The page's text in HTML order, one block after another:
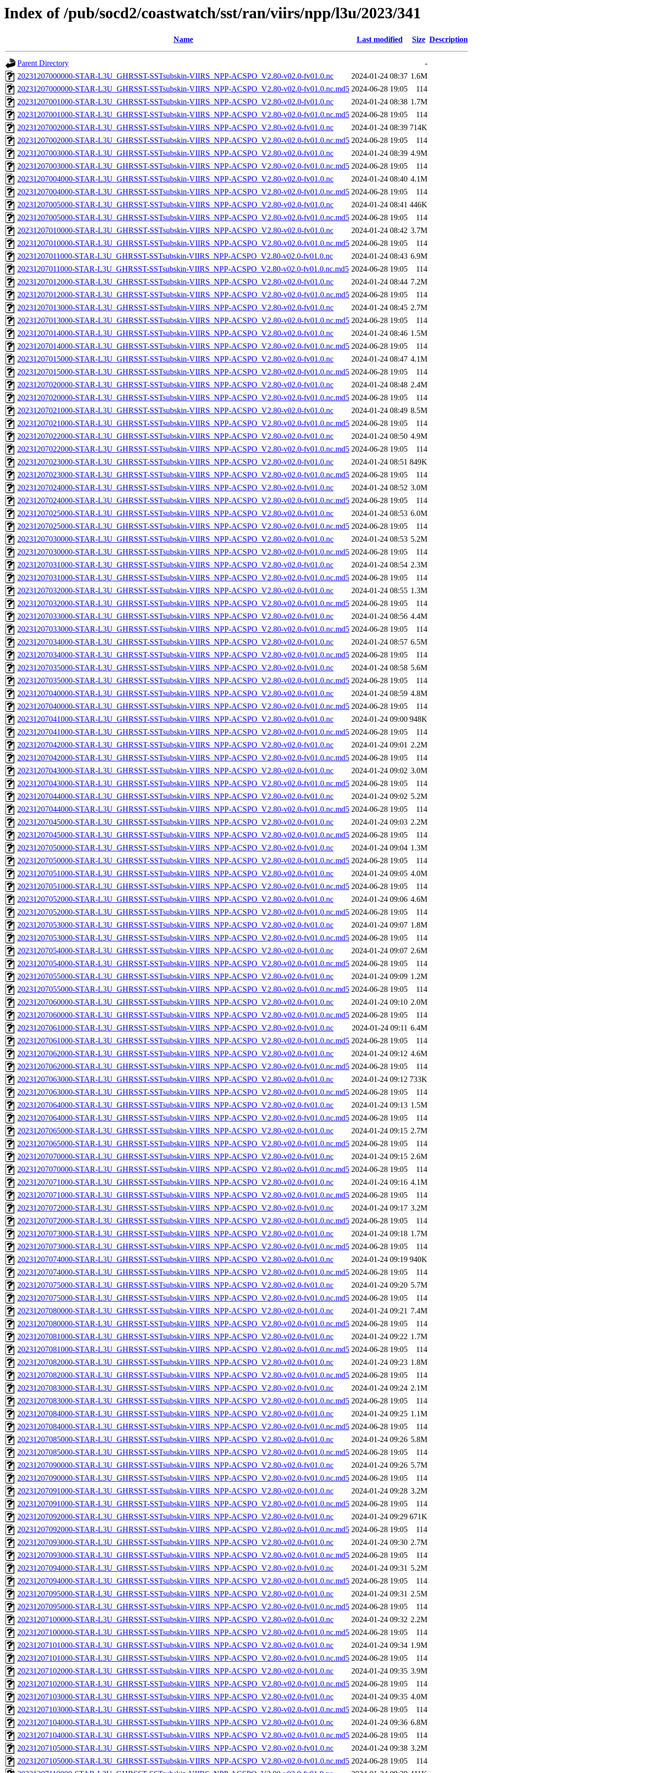
Index of /pub/socd2/coastwatch/sst/ran/viirs/npp/l3u/2023/341
Name Last modified Size Description
Parent Directory
-
20231207000000-STAR-L3U_GHRSST-SSTsubskin-VIIRS_NPP-ACSPO_V2.80-v02.0-fv01.0.nc
2024-01-24 08:37 1.6M
20231207000000-STAR-L3U_GHRSST-SSTsubskin-VIIRS_NPP-ACSPO_V2.80-v02.0-fv01.0.nc.md5 2024-06-28 19:05
114
20231207001000-STAR-L3U_GHRSST-SSTsubskin-VIIRS_NPP-ACSPO_V2.80-v02.0-fv01.0.nc
2024-01-24 08:38 1.7M
20231207001000-STAR-L3U_GHRSST-SSTsubskin-VIIRS_NPP-ACSPO_V2.80-v02.0-fv01.0.nc.md5 2024-06-28 19:05
114
20231207002000-STAR-L3U_GHRSST-SSTsubskin-VIIRS_NPP-ACSPO_V2.80-v02.0-fv01.0.nc
2024-01-24 08:39 714K
20231207002000-STAR-L3U_GHRSST-SSTsubskin-VIIRS_NPP-ACSPO_V2.80-v02.0-fv01.0.nc.md5 2024-06-28 19:05
114
20231207003000-STAR-L3U_GHRSST-SSTsubskin-VIIRS_NPP-ACSPO_V2.80-v02.0-fv01.0.nc
2024-01-24 08:39 4.9M
20231207003000-STAR-L3U_GHRSST-SSTsubskin-VIIRS_NPP-ACSPO_V2.80-v02.0-fv01.0.nc.md5 2024-06-28 19:05
114
20231207004000-STAR-L3U_GHRSST-SSTsubskin-VIIRS_NPP-ACSPO_V2.80-v02.0-fv01.0.nc
2024-01-24 08:40 4.1M
20231207004000-STAR-L3U_GHRSST-SSTsubskin-VIIRS_NPP-ACSPO_V2.80-v02.0-fv01.0.nc.md5 2024-06-28 19:05
114
20231207005000-STAR-L3U_GHRSST-SSTsubskin-VIIRS_NPP-ACSPO_V2.80-v02.0-fv01.0.nc
2024-01-24 08:41 446K
20231207005000-STAR-L3U_GHRSST-SSTsubskin-VIIRS_NPP-ACSPO_V2.80-v02.0-fv01.0.nc.md5 2024-06-28 19:05
114
20231207010000-STAR-L3U_GHRSST-SSTsubskin-VIIRS_NPP-ACSPO_V2.80-v02.0-fv01.0.nc
2024-01-24 08:42 3.7M
20231207010000-STAR-L3U_GHRSST-SSTsubskin-VIIRS_NPP-ACSPO_V2.80-v02.0-fv01.0.nc.md5 2024-06-28 19:05
114
20231207011000-STAR-L3U_GHRSST-SSTsubskin-VIIRS_NPP-ACSPO_V2.80-v02.0-fv01.0.nc
2024-01-24 08:43 6.9M
20231207011000-STAR-L3U_GHRSST-SSTsubskin-VIIRS_NPP-ACSPO_V2.80-v02.0-fv01.0.nc.md5 2024-06-28 19:05
114
20231207012000-STAR-L3U_GHRSST-SSTsubskin-VIIRS_NPP-ACSPO_V2.80-v02.0-fv01.0.nc
2024-01-24 08:44 7.2M
20231207012000-STAR-L3U_GHRSST-SSTsubskin-VIIRS_NPP-ACSPO_V2.80-v02.0-fv01.0.nc.md5 2024-06-28 19:05
114
20231207013000-STAR-L3U_GHRSST-SSTsubskin-VIIRS_NPP-ACSPO_V2.80-v02.0-fv01.0.nc
2024-01-24 08:45 2.7M
20231207013000-STAR-L3U_GHRSST-SSTsubskin-VIIRS_NPP-ACSPO_V2.80-v02.0-fv01.0.nc.md5 2024-06-28 19:05
114
20231207014000-STAR-L3U_GHRSST-SSTsubskin-VIIRS_NPP-ACSPO_V2.80-v02.0-fv01.0.nc
2024-01-24 08:46 1.5M
20231207014000-STAR-L3U_GHRSST-SSTsubskin-VIIRS_NPP-ACSPO_V2.80-v02.0-fv01.0.nc.md5 2024-06-28 19:05
114
20231207015000-STAR-L3U_GHRSST-SSTsubskin-VIIRS_NPP-ACSPO_V2.80-v02.0-fv01.0.nc
2024-01-24 08:47 4.1M
20231207015000-STAR-L3U_GHRSST-SSTsubskin-VIIRS_NPP-ACSPO_V2.80-v02.0-fv01.0.nc.md5 2024-06-28 19:05
114
20231207020000-STAR-L3U_GHRSST-SSTsubskin-VIIRS_NPP-ACSPO_V2.80-v02.0-fv01.0.nc
2024-01-24 08:48 2.4M
20231207020000-STAR-L3U_GHRSST-SSTsubskin-VIIRS_NPP-ACSPO_V2.80-v02.0-fv01.0.nc.md5 2024-06-28 19:05
114
20231207021000-STAR-L3U_GHRSST-SSTsubskin-VIIRS_NPP-ACSPO_V2.80-v02.0-fv01.0.nc
2024-01-24 08:49 8.5M
20231207021000-STAR-L3U_GHRSST-SSTsubskin-VIIRS_NPP-ACSPO_V2.80-v02.0-fv01.0.nc.md5 2024-06-28 19:05
114
20231207022000-STAR-L3U_GHRSST-SSTsubskin-VIIRS_NPP-ACSPO_V2.80-v02.0-fv01.0.nc
2024-01-24 08:50 4.9M
20231207022000-STAR-L3U_GHRSST-SSTsubskin-VIIRS_NPP-ACSPO_V2.80-v02.0-fv01.0.nc.md5 2024-06-28 19:05
114
20231207023000-STAR-L3U_GHRSST-SSTsubskin-VIIRS_NPP-ACSPO_V2.80-v02.0-fv01.0.nc
2024-01-24 08:51 849K
20231207023000-STAR-L3U_GHRSST-SSTsubskin-VIIRS_NPP-ACSPO_V2.80-v02.0-fv01.0.nc.md5 2024-06-28 19:05
114
20231207024000-STAR-L3U_GHRSST-SSTsubskin-VIIRS_NPP-ACSPO_V2.80-v02.0-fv01.0.nc
2024-01-24 08:52 3.0M
20231207024000-STAR-L3U_GHRSST-SSTsubskin-VIIRS_NPP-ACSPO_V2.80-v02.0-fv01.0.nc.md5 2024-06-28 19:05
114
20231207025000-STAR-L3U_GHRSST-SSTsubskin-VIIRS_NPP-ACSPO_V2.80-v02.0-fv01.0.nc
2024-01-24 08:53 6.0M
20231207025000-STAR-L3U_GHRSST-SSTsubskin-VIIRS_NPP-ACSPO_V2.80-v02.0-fv01.0.nc.md5 2024-06-28 19:05
114
20231207030000-STAR-L3U_GHRSST-SSTsubskin-VIIRS_NPP-ACSPO_V2.80-v02.0-fv01.0.nc
2024-01-24 08:53 5.2M
20231207030000-STAR-L3U_GHRSST-SSTsubskin-VIIRS_NPP-ACSPO_V2.80-v02.0-fv01.0.nc.md5 2024-06-28 19:05
114
20231207031000-STAR-L3U_GHRSST-SSTsubskin-VIIRS_NPP-ACSPO_V2.80-v02.0-fv01.0.nc
2024-01-24 08:54 2.3M
20231207031000-STAR-L3U_GHRSST-SSTsubskin-VIIRS_NPP-ACSPO_V2.80-v02.0-fv01.0.nc.md5 2024-06-28 19:05
114
20231207032000-STAR-L3U_GHRSST-SSTsubskin-VIIRS_NPP-ACSPO_V2.80-v02.0-fv01.0.nc
2024-01-24 08:55 1.3M
20231207032000-STAR-L3U_GHRSST-SSTsubskin-VIIRS_NPP-ACSPO_V2.80-v02.0-fv01.0.nc.md5 2024-06-28 19:05
114
20231207033000-STAR-L3U_GHRSST-SSTsubskin-VIIRS_NPP-ACSPO_V2.80-v02.0-fv01.0.nc
2024-01-24 08:56 4.4M
20231207033000-STAR-L3U_GHRSST-SSTsubskin-VIIRS_NPP-ACSPO_V2.80-v02.0-fv01.0.nc.md5 2024-06-28 19:05
114
20231207034000-STAR-L3U_GHRSST-SSTsubskin-VIIRS_NPP-ACSPO_V2.80-v02.0-fv01.0.nc
2024-01-24 08:57 6.5M
20231207034000-STAR-L3U_GHRSST-SSTsubskin-VIIRS_NPP-ACSPO_V2.80-v02.0-fv01.0.nc.md5 2024-06-28 19:05
114
20231207035000-STAR-L3U_GHRSST-SSTsubskin-VIIRS_NPP-ACSPO_V2.80-v02.0-fv01.0.nc
2024-01-24 08:58 5.6M
20231207035000-STAR-L3U_GHRSST-SSTsubskin-VIIRS_NPP-ACSPO_V2.80-v02.0-fv01.0.nc.md5 2024-06-28 19:05
114
20231207040000-STAR-L3U_GHRSST-SSTsubskin-VIIRS_NPP-ACSPO_V2.80-v02.0-fv01.0.nc
2024-01-24 08:59 4.8M
20231207040000-STAR-L3U_GHRSST-SSTsubskin-VIIRS_NPP-ACSPO_V2.80-v02.0-fv01.0.nc.md5 2024-06-28 19:05
114
20231207041000-STAR-L3U_GHRSST-SSTsubskin-VIIRS_NPP-ACSPO_V2.80-v02.0-fv01.0.nc
2024-01-24 09:00 948K
20231207041000-STAR-L3U_GHRSST-SSTsubskin-VIIRS_NPP-ACSPO_V2.80-v02.0-fv01.0.nc.md5 2024-06-28 19:05
114
20231207042000-STAR-L3U_GHRSST-SSTsubskin-VIIRS_NPP-ACSPO_V2.80-v02.0-fv01.0.nc
2024-01-24 09:01 2.2M
20231207042000-STAR-L3U_GHRSST-SSTsubskin-VIIRS_NPP-ACSPO_V2.80-v02.0-fv01.0.nc.md5 2024-06-28 19:05
114
20231207043000-STAR-L3U_GHRSST-SSTsubskin-VIIRS_NPP-ACSPO_V2.80-v02.0-fv01.0.nc
2024-01-24 09:02 3.0M
20231207043000-STAR-L3U_GHRSST-SSTsubskin-VIIRS_NPP-ACSPO_V2.80-v02.0-fv01.0.nc.md5 2024-06-28 19:05
114
20231207044000-STAR-L3U_GHRSST-SSTsubskin-VIIRS_NPP-ACSPO_V2.80-v02.0-fv01.0.nc
2024-01-24 09:02 5.2M
20231207044000-STAR-L3U_GHRSST-SSTsubskin-VIIRS_NPP-ACSPO_V2.80-v02.0-fv01.0.nc.md5 2024-06-28 19:05
114
20231207045000-STAR-L3U_GHRSST-SSTsubskin-VIIRS_NPP-ACSPO_V2.80-v02.0-fv01.0.nc
2024-01-24 09:03 2.2M
20231207045000-STAR-L3U_GHRSST-SSTsubskin-VIIRS_NPP-ACSPO_V2.80-v02.0-fv01.0.nc.md5 2024-06-28 19:05
114
20231207050000-STAR-L3U_GHRSST-SSTsubskin-VIIRS_NPP-ACSPO_V2.80-v02.0-fv01.0.nc
2024-01-24 09:04 1.3M
20231207050000-STAR-L3U_GHRSST-SSTsubskin-VIIRS_NPP-ACSPO_V2.80-v02.0-fv01.0.nc.md5 2024-06-28 19:05
114
20231207051000-STAR-L3U_GHRSST-SSTsubskin-VIIRS_NPP-ACSPO_V2.80-v02.0-fv01.0.nc
2024-01-24 09:05 4.0M
20231207051000-STAR-L3U_GHRSST-SSTsubskin-VIIRS_NPP-ACSPO_V2.80-v02.0-fv01.0.nc.md5 2024-06-28 19:05
114
20231207052000-STAR-L3U_GHRSST-SSTsubskin-VIIRS_NPP-ACSPO_V2.80-v02.0-fv01.0.nc
2024-01-24 09:06 4.6M
20231207052000-STAR-L3U_GHRSST-SSTsubskin-VIIRS_NPP-ACSPO_V2.80-v02.0-fv01.0.nc.md5 2024-06-28 19:05
114
20231207053000-STAR-L3U_GHRSST-SSTsubskin-VIIRS_NPP-ACSPO_V2.80-v02.0-fv01.0.nc
2024-01-24 09:07 1.8M
20231207053000-STAR-L3U_GHRSST-SSTsubskin-VIIRS_NPP-ACSPO_V2.80-v02.0-fv01.0.nc.md5 2024-06-28 19:05
114
20231207054000-STAR-L3U_GHRSST-SSTsubskin-VIIRS_NPP-ACSPO_V2.80-v02.0-fv01.0.nc
2024-01-24 09:07 2.6M
20231207054000-STAR-L3U_GHRSST-SSTsubskin-VIIRS_NPP-ACSPO_V2.80-v02.0-fv01.0.nc.md5 2024-06-28 19:05
114
20231207055000-STAR-L3U_GHRSST-SSTsubskin-VIIRS_NPP-ACSPO_V2.80-v02.0-fv01.0.nc
2024-01-24 09:09 1.2M
20231207055000-STAR-L3U_GHRSST-SSTsubskin-VIIRS_NPP-ACSPO_V2.80-v02.0-fv01.0.nc.md5 2024-06-28 19:05
114
20231207060000-STAR-L3U_GHRSST-SSTsubskin-VIIRS_NPP-ACSPO_V2.80-v02.0-fv01.0.nc
2024-01-24 09:10 2.0M
20231207060000-STAR-L3U_GHRSST-SSTsubskin-VIIRS_NPP-ACSPO_V2.80-v02.0-fv01.0.nc.md5 2024-06-28 19:05
114
20231207061000-STAR-L3U_GHRSST-SSTsubskin-VIIRS_NPP-ACSPO_V2.80-v02.0-fv01.0.nc
2024-01-24 09:11 6.4M
20231207061000-STAR-L3U_GHRSST-SSTsubskin-VIIRS_NPP-ACSPO_V2.80-v02.0-fv01.0.nc.md5 2024-06-28 19:05
114
20231207062000-STAR-L3U_GHRSST-SSTsubskin-VIIRS_NPP-ACSPO_V2.80-v02.0-fv01.0.nc
2024-01-24 09:12 4.6M
20231207062000-STAR-L3U_GHRSST-SSTsubskin-VIIRS_NPP-ACSPO_V2.80-v02.0-fv01.0.nc.md5 2024-06-28 19:05
114
20231207063000-STAR-L3U_GHRSST-SSTsubskin-VIIRS_NPP-ACSPO_V2.80-v02.0-fv01.0.nc
2024-01-24 09:12 733K
20231207063000-STAR-L3U_GHRSST-SSTsubskin-VIIRS_NPP-ACSPO_V2.80-v02.0-fv01.0.nc.md5 2024-06-28 19:05
114
20231207064000-STAR-L3U_GHRSST-SSTsubskin-VIIRS_NPP-ACSPO_V2.80-v02.0-fv01.0.nc
2024-01-24 09:13 1.5M
20231207064000-STAR-L3U_GHRSST-SSTsubskin-VIIRS_NPP-ACSPO_V2.80-v02.0-fv01.0.nc.md5 2024-06-28 19:05
114
20231207065000-STAR-L3U_GHRSST-SSTsubskin-VIIRS_NPP-ACSPO_V2.80-v02.0-fv01.0.nc
2024-01-24 09:15 2.7M
20231207065000-STAR-L3U_GHRSST-SSTsubskin-VIIRS_NPP-ACSPO_V2.80-v02.0-fv01.0.nc.md5 2024-06-28 19:05
114
20231207070000-STAR-L3U_GHRSST-SSTsubskin-VIIRS_NPP-ACSPO_V2.80-v02.0-fv01.0.nc
2024-01-24 09:15 2.6M
20231207070000-STAR-L3U_GHRSST-SSTsubskin-VIIRS_NPP-ACSPO_V2.80-v02.0-fv01.0.nc.md5 2024-06-28 19:05
114
20231207071000-STAR-L3U_GHRSST-SSTsubskin-VIIRS_NPP-ACSPO_V2.80-v02.0-fv01.0.nc
2024-01-24 09:16 4.1M
20231207071000-STAR-L3U_GHRSST-SSTsubskin-VIIRS_NPP-ACSPO_V2.80-v02.0-fv01.0.nc.md5 2024-06-28 19:05
114
20231207072000-STAR-L3U_GHRSST-SSTsubskin-VIIRS_NPP-ACSPO_V2.80-v02.0-fv01.0.nc
2024-01-24 09:17 3.2M
20231207072000-STAR-L3U_GHRSST-SSTsubskin-VIIRS_NPP-ACSPO_V2.80-v02.0-fv01.0.nc.md5 2024-06-28 19:05
114
20231207073000-STAR-L3U_GHRSST-SSTsubskin-VIIRS_NPP-ACSPO_V2.80-v02.0-fv01.0.nc
2024-01-24 09:18 1.7M
20231207073000-STAR-L3U_GHRSST-SSTsubskin-VIIRS_NPP-ACSPO_V2.80-v02.0-fv01.0.nc.md5 2024-06-28 19:05
114
20231207074000-STAR-L3U_GHRSST-SSTsubskin-VIIRS_NPP-ACSPO_V2.80-v02.0-fv01.0.nc
2024-01-24 09:19 940K
20231207074000-STAR-L3U_GHRSST-SSTsubskin-VIIRS_NPP-ACSPO_V2.80-v02.0-fv01.0.nc.md5 2024-06-28 19:05
114
20231207075000-STAR-L3U_GHRSST-SSTsubskin-VIIRS_NPP-ACSPO_V2.80-v02.0-fv01.0.nc
2024-01-24 09:20 5.7M
20231207075000-STAR-L3U_GHRSST-SSTsubskin-VIIRS_NPP-ACSPO_V2.80-v02.0-fv01.0.nc.md5 2024-06-28 19:05
114
20231207080000-STAR-L3U_GHRSST-SSTsubskin-VIIRS_NPP-ACSPO_V2.80-v02.0-fv01.0.nc
2024-01-24 09:21 7.4M
20231207080000-STAR-L3U_GHRSST-SSTsubskin-VIIRS_NPP-ACSPO_V2.80-v02.0-fv01.0.nc.md5 2024-06-28 19:05
114
20231207081000-STAR-L3U_GHRSST-SSTsubskin-VIIRS_NPP-ACSPO_V2.80-v02.0-fv01.0.nc
2024-01-24 09:22 1.7M
20231207081000-STAR-L3U_GHRSST-SSTsubskin-VIIRS_NPP-ACSPO_V2.80-v02.0-fv01.0.nc.md5 2024-06-28 19:05
114
20231207082000-STAR-L3U_GHRSST-SSTsubskin-VIIRS_NPP-ACSPO_V2.80-v02.0-fv01.0.nc
2024-01-24 09:23 1.8M
20231207082000-STAR-L3U_GHRSST-SSTsubskin-VIIRS_NPP-ACSPO_V2.80-v02.0-fv01.0.nc.md5 2024-06-28 19:05
114
20231207083000-STAR-L3U_GHRSST-SSTsubskin-VIIRS_NPP-ACSPO_V2.80-v02.0-fv01.0.nc
2024-01-24 09:24 2.1M
20231207083000-STAR-L3U_GHRSST-SSTsubskin-VIIRS_NPP-ACSPO_V2.80-v02.0-fv01.0.nc.md5 2024-06-28 19:05
114
20231207084000-STAR-L3U_GHRSST-SSTsubskin-VIIRS_NPP-ACSPO_V2.80-v02.0-fv01.0.nc
2024-01-24 09:25 1.1M
20231207084000-STAR-L3U_GHRSST-SSTsubskin-VIIRS_NPP-ACSPO_V2.80-v02.0-fv01.0.nc.md5 2024-06-28 19:05
114
20231207085000-STAR-L3U_GHRSST-SSTsubskin-VIIRS_NPP-ACSPO_V2.80-v02.0-fv01.0.nc
2024-01-24 09:26 5.8M
20231207085000-STAR-L3U_GHRSST-SSTsubskin-VIIRS_NPP-ACSPO_V2.80-v02.0-fv01.0.nc.md5 2024-06-28 19:05
114
20231207090000-STAR-L3U_GHRSST-SSTsubskin-VIIRS_NPP-ACSPO_V2.80-v02.0-fv01.0.nc
2024-01-24 09:26 5.7M
20231207090000-STAR-L3U_GHRSST-SSTsubskin-VIIRS_NPP-ACSPO_V2.80-v02.0-fv01.0.nc.md5 2024-06-28 19:05
114
20231207091000-STAR-L3U_GHRSST-SSTsubskin-VIIRS_NPP-ACSPO_V2.80-v02.0-fv01.0.nc
2024-01-24 09:28 3.2M
20231207091000-STAR-L3U_GHRSST-SSTsubskin-VIIRS_NPP-ACSPO_V2.80-v02.0-fv01.0.nc.md5 2024-06-28 19:05
114
20231207092000-STAR-L3U_GHRSST-SSTsubskin-VIIRS_NPP-ACSPO_V2.80-v02.0-fv01.0.nc
2024-01-24 09:29 671K
20231207092000-STAR-L3U_GHRSST-SSTsubskin-VIIRS_NPP-ACSPO_V2.80-v02.0-fv01.0.nc.md5 2024-06-28 19:05
114
20231207093000-STAR-L3U_GHRSST-SSTsubskin-VIIRS_NPP-ACSPO_V2.80-v02.0-fv01.0.nc
2024-01-24 09:30 2.7M
20231207093000-STAR-L3U_GHRSST-SSTsubskin-VIIRS_NPP-ACSPO_V2.80-v02.0-fv01.0.nc.md5 2024-06-28 19:05
114
20231207094000-STAR-L3U_GHRSST-SSTsubskin-VIIRS_NPP-ACSPO_V2.80-v02.0-fv01.0.nc
2024-01-24 09:31 5.2M
20231207094000-STAR-L3U_GHRSST-SSTsubskin-VIIRS_NPP-ACSPO_V2.80-v02.0-fv01.0.nc.md5 2024-06-28 19:05
114
20231207095000-STAR-L3U_GHRSST-SSTsubskin-VIIRS_NPP-ACSPO_V2.80-v02.0-fv01.0.nc
2024-01-24 09:31 2.5M
20231207095000-STAR-L3U_GHRSST-SSTsubskin-VIIRS_NPP-ACSPO_V2.80-v02.0-fv01.0.nc.md5 2024-06-28 19:05
114
20231207100000-STAR-L3U_GHRSST-SSTsubskin-VIIRS_NPP-ACSPO_V2.80-v02.0-fv01.0.nc
2024-01-24 09:32 2.2M
20231207100000-STAR-L3U_GHRSST-SSTsubskin-VIIRS_NPP-ACSPO_V2.80-v02.0-fv01.0.nc.md5 2024-06-28 19:05
114
20231207101000-STAR-L3U_GHRSST-SSTsubskin-VIIRS_NPP-ACSPO_V2.80-v02.0-fv01.0.nc
2024-01-24 09:34 1.9M
20231207101000-STAR-L3U_GHRSST-SSTsubskin-VIIRS_NPP-ACSPO_V2.80-v02.0-fv01.0.nc.md5 2024-06-28 19:05
114
20231207102000-STAR-L3U_GHRSST-SSTsubskin-VIIRS_NPP-ACSPO_V2.80-v02.0-fv01.0.nc
2024-01-24 09:35 3.9M
20231207102000-STAR-L3U_GHRSST-SSTsubskin-VIIRS_NPP-ACSPO_V2.80-v02.0-fv01.0.nc.md5 2024-06-28 19:05
114
20231207103000-STAR-L3U_GHRSST-SSTsubskin-VIIRS_NPP-ACSPO_V2.80-v02.0-fv01.0.nc
2024-01-24 09:35 4.0M
20231207103000-STAR-L3U_GHRSST-SSTsubskin-VIIRS_NPP-ACSPO_V2.80-v02.0-fv01.0.nc.md5 2024-06-28 19:05
114
20231207104000-STAR-L3U_GHRSST-SSTsubskin-VIIRS_NPP-ACSPO_V2.80-v02.0-fv01.0.nc
2024-01-24 09:36 6.8M
20231207104000-STAR-L3U_GHRSST-SSTsubskin-VIIRS_NPP-ACSPO_V2.80-v02.0-fv01.0.nc.md5 2024-06-28 19:05
114
20231207105000-STAR-L3U_GHRSST-SSTsubskin-VIIRS_NPP-ACSPO_V2.80-v02.0-fv01.0.nc
2024-01-24 09:38 3.2M
20231207105000-STAR-L3U_GHRSST-SSTsubskin-VIIRS_NPP-ACSPO_V2.80-v02.0-fv01.0.nc.md5 2024-06-28 19:05
114